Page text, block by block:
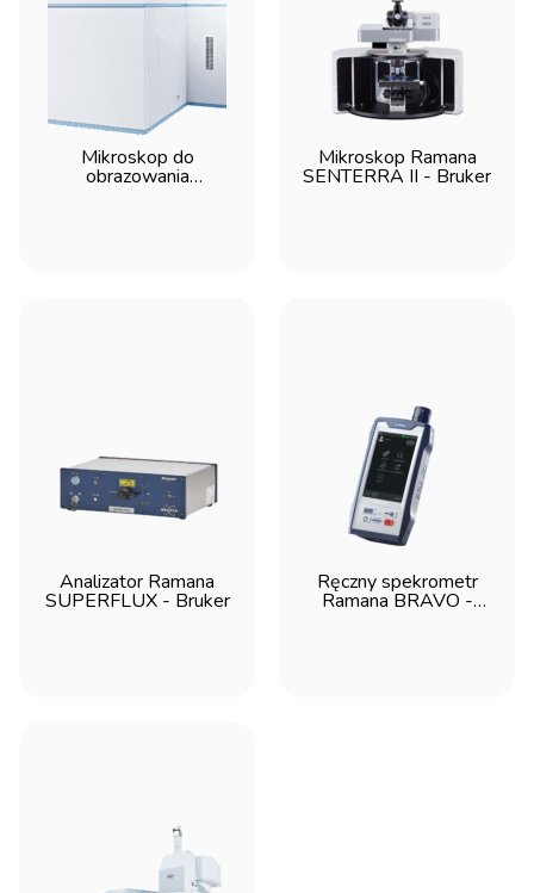
Mikroskop do
obrazowania
Mikroskop Ramana
SENTERRA II - Bruker
Analizator Ramana
SUPERFLUX - Bruker
Ręczny spekrometr
Ramana BRAVO -